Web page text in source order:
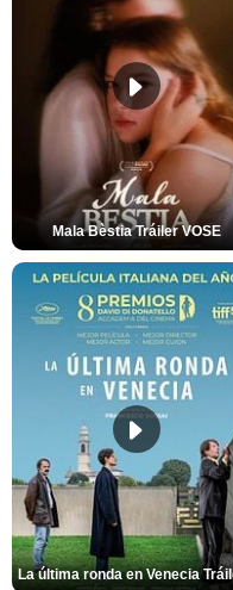
Mala Bèstia Tráiler VOSE